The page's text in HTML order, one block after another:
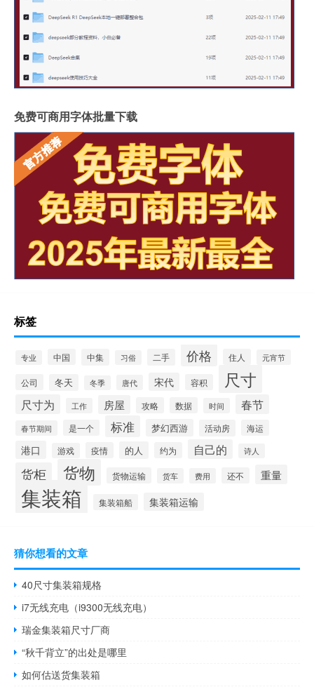
免费可商用字体批量下载
标签
专业 中国 中集 习俗 二手 价格 住人 元宵节
公司 冬天 冬季 唐代 宋代 容积 尺寸
尺寸为 工作 房屋 攻略 数据 时间 春节
春节期间 是一个 标准 梦幻西游 活动房 海运
港口 游戏 疫情 的人 约为 自己的 诗人
货柜 货物 货物运输 货车 费用 还不 重量
集装箱 集装箱船 集装箱运输
猜你想看的文章
40尺寸集装箱规格
i7无线充电（i9300无线充电）
瑞金集装箱尺寸厂商
“秋千背立”的出处是哪里
如何估送货集装箱